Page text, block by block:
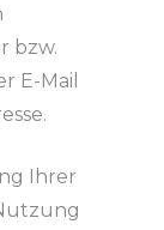
bzw.
E-Mail
Ihrer